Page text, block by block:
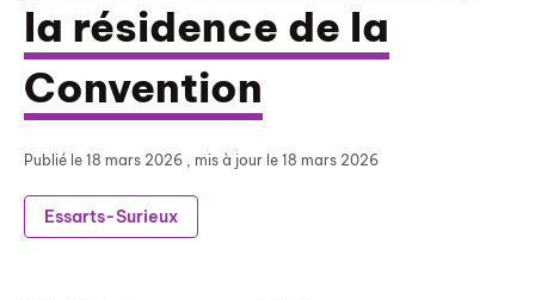
la résidence de la
Convention
Publié le 18 mars 2026 , mis à jour le 18 mars 2026
Essarts-Surieux